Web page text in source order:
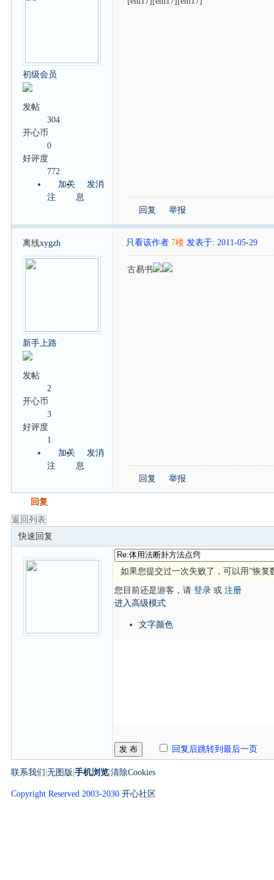
初级会员
发帖
304
开心币
0
好评度
772
加关
注
发消
息
回复 举报
离线xygzh
新手上路
发帖
2
开心币
3
好评度
1
加关
注
发消
息
只看该作者 7楼 发表于: 2011-05-29
古易书
回复 举报
回复
返回列表
快速回复
如果您提交过一次失败了，可以用”恢复
您目前还是游客，请 登录或 注册
进入高级模式
文字颜色
发 布 回复后跳转到最后一页
联系我们 无图版 手机浏览| 清除Cookies
Copyright Reserved 2003-2030 开心社区